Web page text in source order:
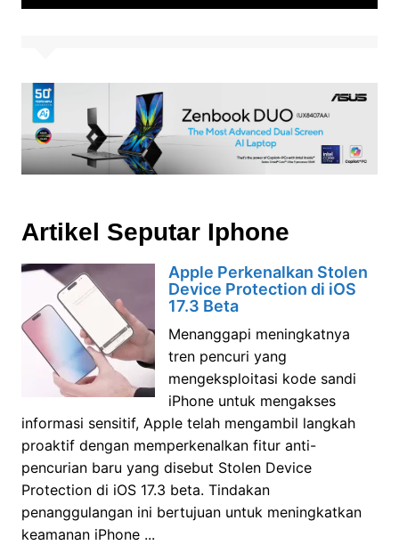
Artikel Seputar Iphone
Apple Perkenalkan Stolen
Device Protection di iOS
17.3 Beta
Menanggapi meningkatnya
tren pencuri yang
mengeksploitasi kode sandi
iPhone untuk mengakses
informasi sensitif, Apple telah mengambil langkah
proaktif dengan memperkenalkan fitur anti-
pencurian baru yang disebut Stolen Device
Protection di iOS 17.3 beta. Tindakan
penanggulangan ini bertujuan untuk meningkatkan
keamanan iPhone ...